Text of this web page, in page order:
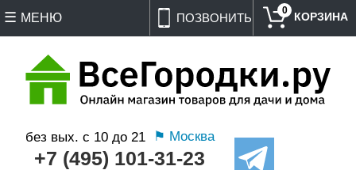
ПОЗВОНИТЬ
без вых. с 10 до 21 ⚑ Москва
+7 (495) 101-31-23
0
МЕНЮ